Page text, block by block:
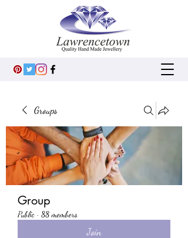
Groups
Group
Public · 88 members
Join